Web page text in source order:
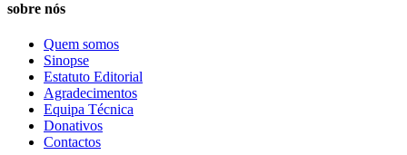
sobre nós
Quem somos
Sinopse
Estatuto Editorial
Agradecimentos
Equipa Técnica
Donativos
Contactos